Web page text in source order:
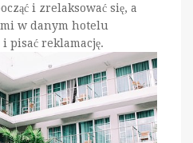
i zrelaksować się, a
w danym hotelu
pisać reklamację.